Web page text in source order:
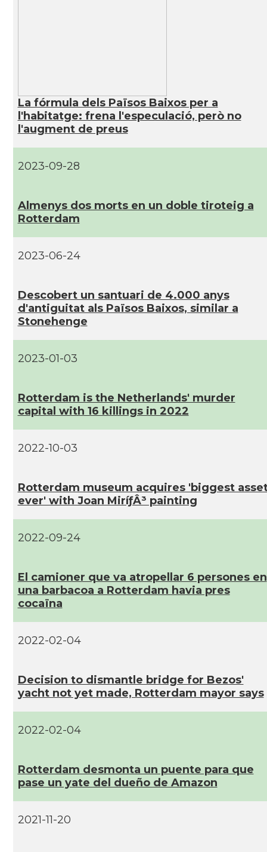
La fórmula dels Països Baixos per a
l'habitatge: frena l'especulació, però no
l'augment de preus
2023-09-28
Almenys dos morts en un doble tiroteig a
Rotterdam
2023-06-24
Descobert un santuari de 4.000 anys
d'antiguitat als Països Baixos, similar a
Stonehenge
2023-01-03
Rotterdam is the Netherlands' murder
capital with 16 killings in 2022
2022-10-03
Rotterdam museum acquires 'biggest
ever' with Joan MiríƒÂ³ painting
2022-09-24
El camioner que va atropellar 6 persones en
una barbacoa a Rotterdam havia pres
cocaïna
2022-02-04
Decision to dismantle bridge for Bezos'
yacht not yet made, Rotterdam mayor says
2022-02-04
Rotterdam desmonta un puente para que
pase un yate del dueño de Amazon
2021-11-20